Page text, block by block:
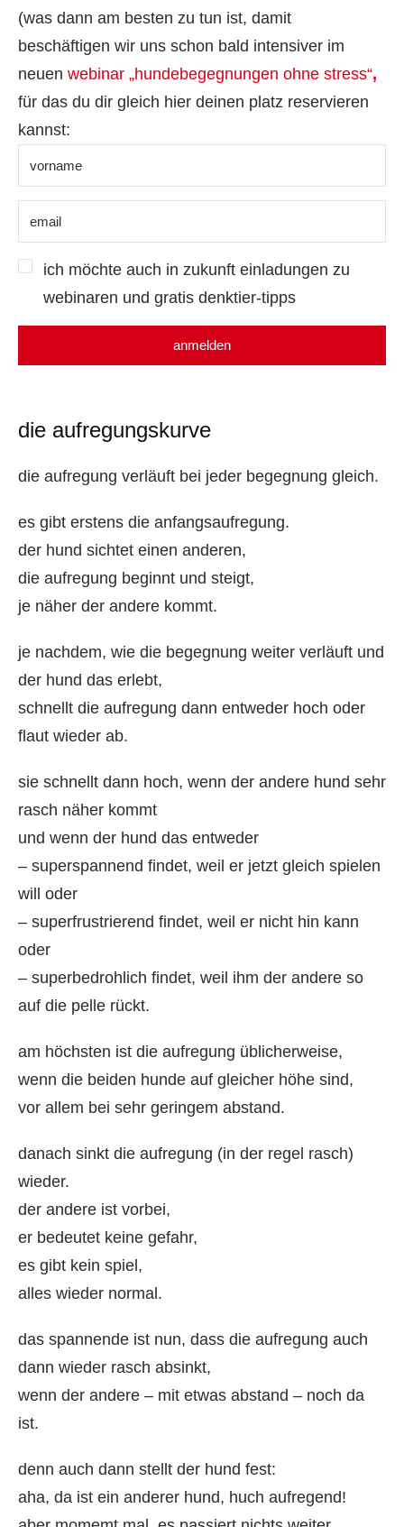
(was dann am besten zu tun ist, damit
beschäftigen wir uns schon bald intensiver im
neuen webinar „hundebegegnungen ohne stress“,
für das du dir gleich hier deinen platz reservieren
kannst:
ich möchte auch in zukunft einladungen zu
webinaren und gratis denktier-tipps
anmelden
die aufregungskurve
die aufregung verläuft bei jeder begegnung gleich.
es gibt erstens die anfangsaufregung.
der hund sichtet einen anderen,
die aufregung beginnt und steigt,
je näher der andere kommt.
je nachdem, wie die begegnung weiter verläuft und
der hund das erlebt,
schnellt die aufregung dann entweder hoch oder
flaut wieder ab.
sie schnellt dann hoch, wenn der andere hund sehr
rasch näher kommt
und wenn der hund das entweder
– superspannend findet, weil er jetzt gleich spielen
will oder
– superfrustrierend findet, weil er nicht hin kann
oder
– superbedrohlich findet, weil ihm der andere so
auf die pelle rückt.
am höchsten ist die aufregung üblicherweise,
wenn die beiden hunde auf gleicher höhe sind,
vor allem bei sehr geringem abstand.
danach sinkt die aufregung (in der regel rasch)
wieder.
der andere ist vorbei,
er bedeutet keine gefahr,
es gibt kein spiel,
alles wieder normal.
das spannende ist nun, dass die aufregung auch
dann wieder rasch absinkt,
wenn der andere – mit etwas abstand – noch da
ist.
denn auch dann stellt der hund fest:
aha, da ist ein anderer hund, huch aufregend!